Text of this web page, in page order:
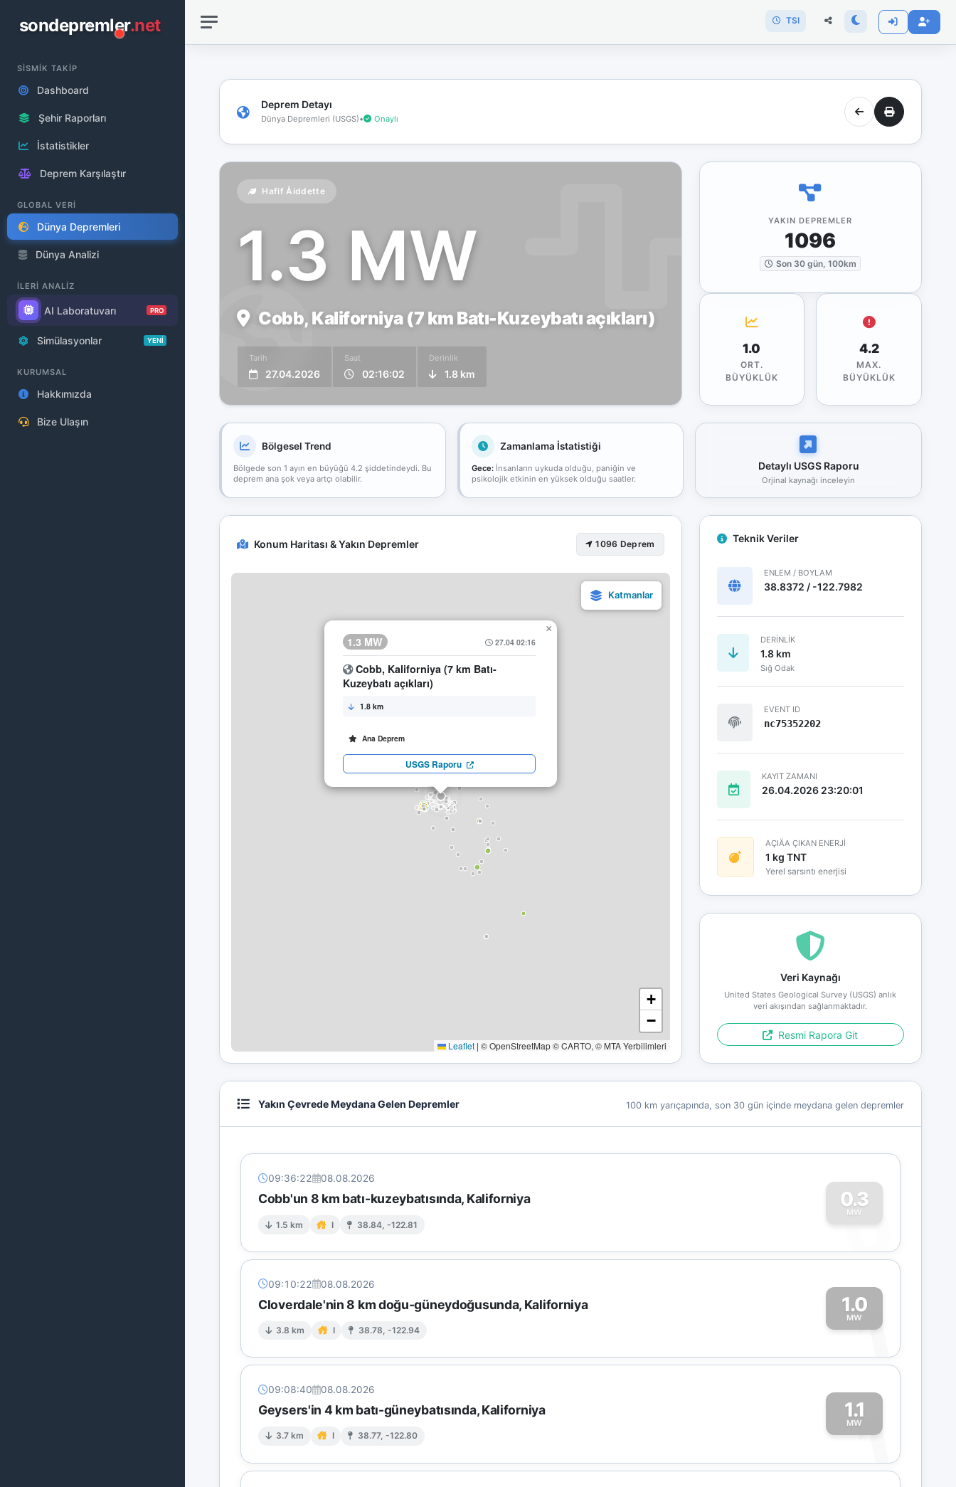
sondepremler.net
SİSMİK TAKİP
Dashboard
Şehir Raporları
İstatistikler
Deprem Karşılaştır
GLOBAL VERİ
Dünya Depremleri
Dünya Analizi
İLERİ ANALİZ
AI Laboratuvarı PRO
Simülasyonlar YENİ
KURUMSAL
Hakkımızda
Bize Ulaşın
TSI
Deprem Detayı
Dünya Depremleri (USGS)• Onaylı
Hafif Åiddette
1.3 MW
Cobb, Kaliforniya (7 km Batı-Kuzeybatı açıkları)
Tarih
27.04.2026
Saat
02:16:02
Derinlik
1.8 km
YAKIN DEPREMLER
1096
Son 30 gün, 100km
1.0
ORT.
BÜYÜKLÜK
4.2
MAX.
BÜYÜKLÜK
Bölgesel Trend
Bölgede son 1 ayın en büyüğü 4.2 şiddetindeydi. Bu
deprem ana şok veya artçı olabilir.
Zamanlama İstatistiği
Gece:İnsanların uykuda olduğu, paniğin ve
psikolojik etkinin en yüksek olduğu saatler.
Detaylı USGS Raporu
Orjinal kaynağı inceleyin
Konum Haritası & Yakın Depremler 1096 Deprem
1.3 MW 27.04 02:16
Cobb, Kaliforniya (7 km Batı-
Kuzeybatı açıkları)
1.8 km
Ana Deprem
USGS Raporu
×
+
−
Leaflet | © OpenStreetMap © CARTO, © MTA Yerbilimleri
Teknik Veriler
ENLEM / BOYLAM
38.8372 / -122.7982
DERINLIK
1.8 km
Sığ Odak
EVENT ID
nc75352202
KAYIT ZAMANI
26.04.2026 23:20:01
AÇIÄA ÇIKAN ENERJİ
1 kg TNT
Yerel sarsıntı enerjisi
Veri Kaynağı
United States Geological Survey (USGS) anlık
veri akışından sağlanmaktadır.
Resmi Rapora Git
Yakın Çevrede Meydana Gelen Depremler 100 km yarıçapında, son 30 gün içinde meydana gelen depremler
09:36:22 08.08.2026
Cobb'un 8 km batı-kuzeybatısında, Kaliforniya
1.5 km I 38.84, -122.81
0.3
MW
0
09:10:22 08.08.2026
Cloverdale'nin 8 km doğu-güneydoğusunda, Kaliforniya
3.8 km I 38.78, -122.94
1.0
MW
1
09:08:40 08.08.2026
Geysers'in 4 km batı-güneybatısında, Kaliforniya
3.7 km I 38.77, -122.80
1.1
MW
1
bağlantınız